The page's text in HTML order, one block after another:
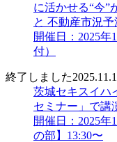
に活かせる“今”
と 不動産市況予
開催日：2025年
付）
終了しました
茨城セキスイハ
セミナー」で講
開催日：2025年
の部】13:30〜